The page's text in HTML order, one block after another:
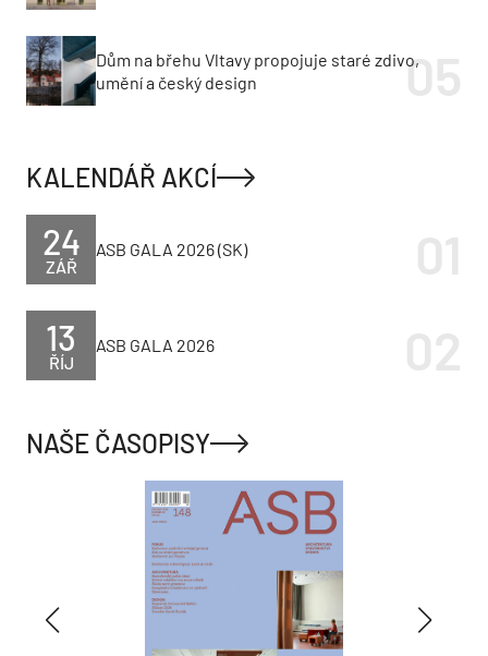
Dům na břehu Vltavy propojuje staré zdivo,
umění a český design
KALENDÁŘ AKCÍ
ZÁŘ
24 ASB GALA 2026 (SK)
ŘÍJ
13 ASB GALA 2026
NAŠE ČASOPISY